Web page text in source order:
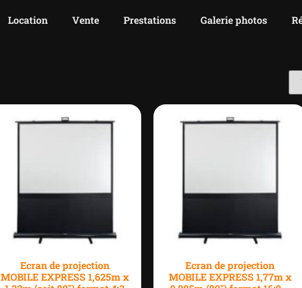
Location Vente Prestations Galerie photos
Ecran de projection
MOBILE EXPRESS 1,625m x
Ecran de projection
MOBILE EXPRESS 1,77m x